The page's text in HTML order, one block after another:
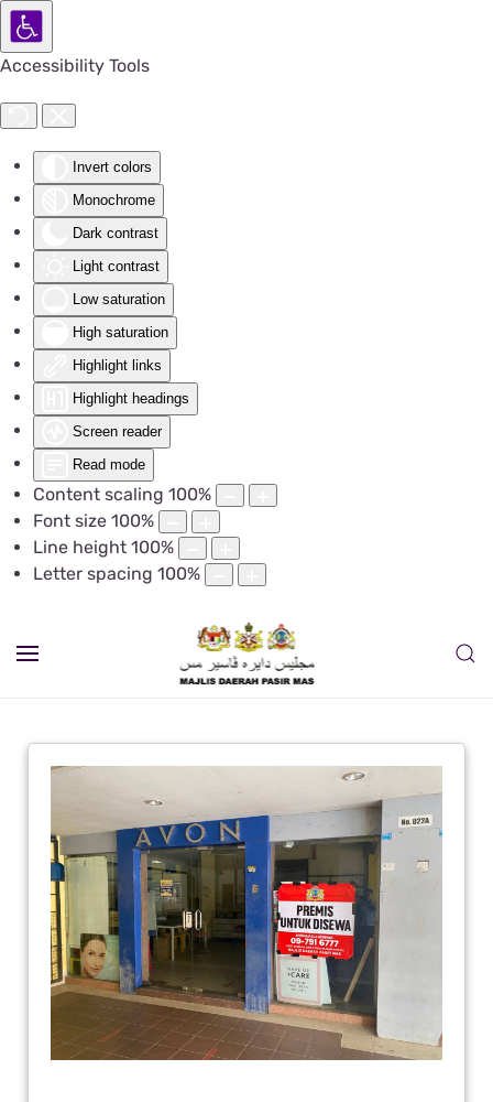
Accessibility Tools
Invert colors
Monochrome
Dark contrast
Light contrast
Low saturation
High saturation
Highlight links
Highlight headings
Screen reader
Read mode
Content scaling 100%
Font size 100%
Line height 100%
Letter spacing 100%